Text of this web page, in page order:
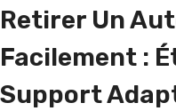
Retirer Un
Facilement :
Support